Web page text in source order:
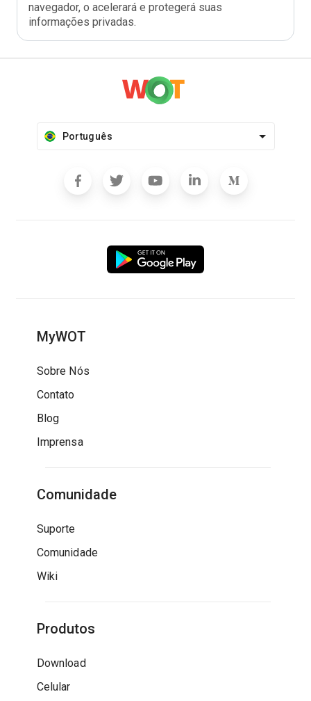
navegador, o acelerará e protegerá suas
informações privadas.
Português
MyWOT
Sobre Nós
Contato
Blog
Imprensa
Comunidade
Suporte
Comunidade
Wiki
Produtos
Download
Celular